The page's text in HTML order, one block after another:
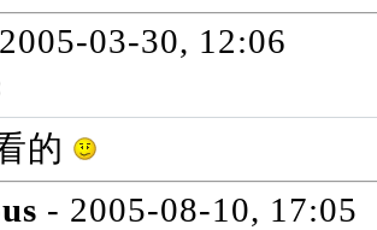
03-30, 12:06
的
- 2005-08-10, 17:05